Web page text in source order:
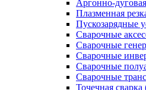
Аргонно-
Плазменная
Пускозарядные
Сварочные
Сварочные
Сварочные
Сварочные
Сварочные
Точечная сварка